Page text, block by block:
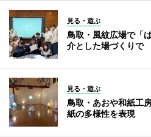
見る・遊ぶ
鳥取・風紋広場で「
介とした場づくりで
見る・遊ぶ
鳥取・あおや和紙工
紙の多様性を表現